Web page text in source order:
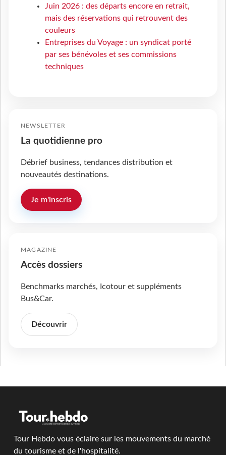
Juin 2026 : des départs encore en retrait,
mais des réservations qui retrouvent des
couleurs
Entreprises du Voyage : un syndicat porté
par ses bénévoles et ses commissions
techniques
NEWSLETTER
La quotidienne pro
Débrief business, tendances distribution et
nouveautés destinations.
Je m'inscris
MAGAZINE
Accès dossiers
Benchmarks marchés, Icotour et suppléments
Bus&Car.
Découvrir
Tour Hebdo vous éclaire sur les mouvements du marché
du tourisme et de l'hospitalité.